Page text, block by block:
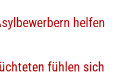
helfen
fühlen sich